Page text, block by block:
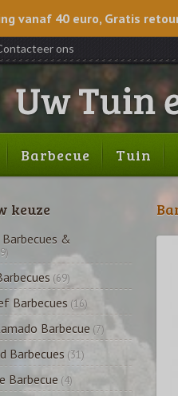
vanaf 40 euro, Gratis
ons
Barbecue Tuin
keuze
&
(69)
Barbecues (16)
Barbecue (7)
Barbecues (31)
Barbecue (4)